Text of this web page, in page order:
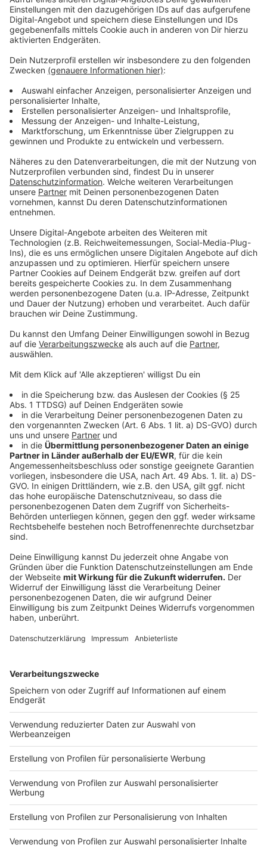
200ml geklärte Geflügelbrühe
40ml Tomami Tomate Tomatenkonzentrat
Salz
Zucker
6 Messlöffel Agazoon
1 Blatt Gelatine
Außerdem:
Blumenkohl
Butter
Anzeige
Und so bereitet ihr das Essen zu:
Anzeige
Pluma und Tandoorilack:
Alle Zutaten miteinander aufkochen und mit der
Stärke recht dick binden.
Beim Bestreichen des Fleisches muss die Masse
Das Pluma würzen und in Öl anbraten und dann im
Ofen bei 100 Grad bis zu einer Kerntemperatur
von 55 Grad braten.
Mit dem Lack bestreichen und im Salamander
gratinieren. Die Garnele braten und auf das Pluma
legen.
Tomatengelee:
Die Brühe mit der Tomate aufkochen,
abschmecken und mit dem Agazoon mischen.
Einmal aufkochen lassen die eingeweichte
Plastikblech Blech gießen.
Abkühlen und gelieren lassen und in der Größe des
Pluma ausstechen.
Blumenkohl:
Salzwasser blanchieren.
im Mixer pürieren.
Anschließend das Püree auf den Teller streichen,
die Röschen in Butter anziehen und über das
Püree streuen.
Anzeige
Das ist der Kitchen Club by Nelson Müller:
Anzeige
Bei euch läuft das Radio in der Küche, bei uns die